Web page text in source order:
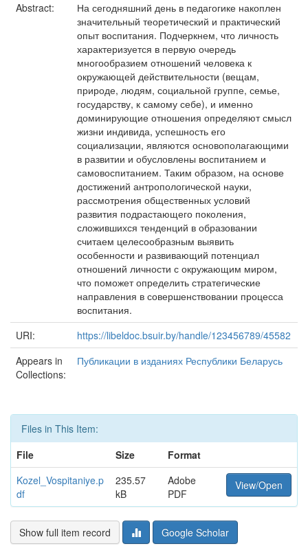
Abstract:
На сегодняшний день в педагогике накоплен
значительный те­оретический и практический
опыт воспитания. Подчеркнем, что личность
характеризуется в первую очередь
многообразием отно­шений человека к
окружающей действительности (вещам,
приро­де, людям, социальной группе, семье,
государству, к самому себе), и именно
доминирующие отношения определяют смысл
жизни инди­вида, успешность его
социализации, являются основополагающими
в развитии и обу­словлены воспитанием и
самовоспитанием. Таким образом, на основе
достижений ан­тропологической науки,
рассмотрения общественных условий
развития подрастающе­го поколения,
сложившихся тенденций в образовании
считаем целесообразным выя­вить
особенности и развивающий потенциал
отношений личности с окружающим ми­ром,
что поможет определить стратегические
направления в совершенствовании про­цесса
воспитания.
URI:
https://libeldoc.bsuir.by/handle/123456789/45582
Appears in
Collections:
Публикации в изданиях Республики Беларусь
Files in This Item:
File
Size
Format
Kozel_Vospitaniye.p
df
235.57
kB
Adobe
PDF
View/Open
Show full item record Google Scholar